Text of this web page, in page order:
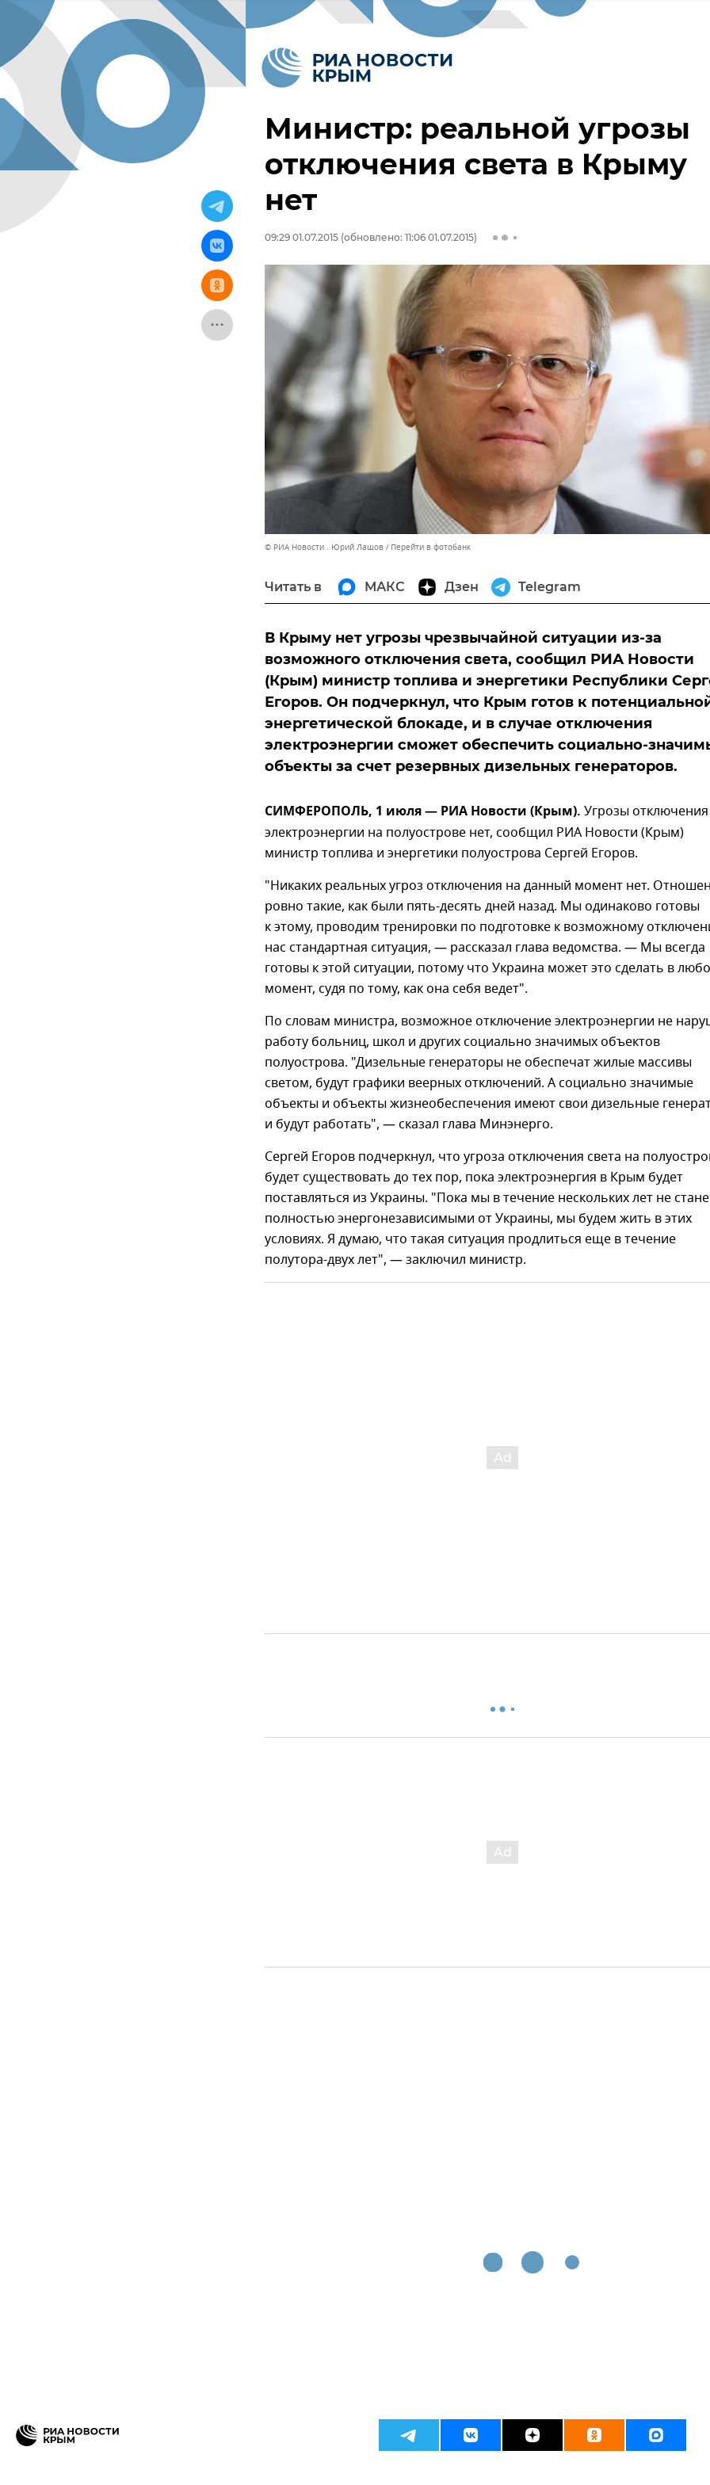
Министр: реальной угрозы
отключения света в Крыму
нет
09:29 01.07.2015 (обновлено: 11:06 01.07.2015)
© РИА Новости . Юрий Лашов Перейти в фотобанк
Читать в МАКС Дзен Telegram
В Крыму нет угрозы чрезвычайной ситуации из-за
возможного отключения света, сообщил РИА Новости
(Крым) министр топлива и энергетики Республики
Егоров. Он подчеркнул, что Крым готов к
энергетической блокаде, и в случае отключения
электроэнергии сможет обеспечить социально-
объекты за счет резервных дизельных генераторов.
СИМФЕРОПОЛЬ, 1 июля — РИА Новости (Крым). Угрозы отключения
электроэнергии на полуострове нет, сообщил РИА Новости (Крым)
министр топлива и энергетики полуострова Сергей Егоров.
"Никаких реальных угроз отключения на данный момент нет.
ровно такие, как были пять-десять дней назад. Мы одинаково готовы
к этому, проводим тренировки по подготовке к возможному
нас стандартная ситуация, — рассказал глава ведомства. — Мы всегда
готовы к этой ситуации, потому что Украина может это сделать в
момент, судя по тому, как она себя ведет".
По словам министра, возможное отключение электроэнергии не
работу больниц, школ и других социально значимых объектов
полуострова. "Дизельные генераторы не обеспечат жилые массивы
светом, будут графики веерных отключений. А социально значимые
объекты и объекты жизнеобеспечения имеют свои дизельные
и будут работать", — сказал глава Минэнерго.
Сергей Егоров подчеркнул, что угроза отключения света на
будет существовать до тех пор, пока электроэнергия в Крым будет
поставляться из Украины. "Пока мы в течение нескольких лет не
полностью энергонезависимыми от Украины, мы будем жить в этих
условиях. Я думаю, что такая ситуация продлиться еще в течение
полутора-двух лет", — заключил министр.